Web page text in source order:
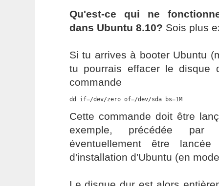
Qu'est-ce qui ne
dans Ubuntu 8.10? Sois plus
Si tu arrives à booter Ubuntu
tu pourrais effacer le disque
commande
dd if=/dev/zero of=/dev/sda bs=1M
Cette commande doit être
exemple, précédée
éventuellement être
d'installation d'Ubuntu (en